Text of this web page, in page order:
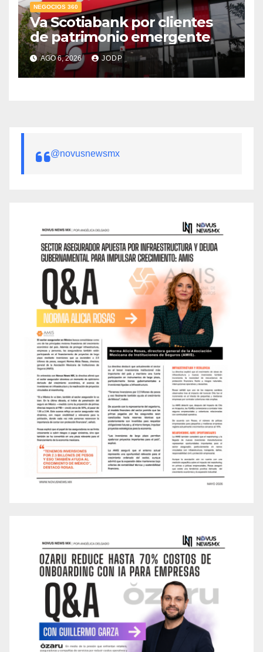
NEGOCIOS 360
Va Scotiabank por clientes
de patrimonio emergente
AGO 6, 2026 JODP
@novusnewsmx